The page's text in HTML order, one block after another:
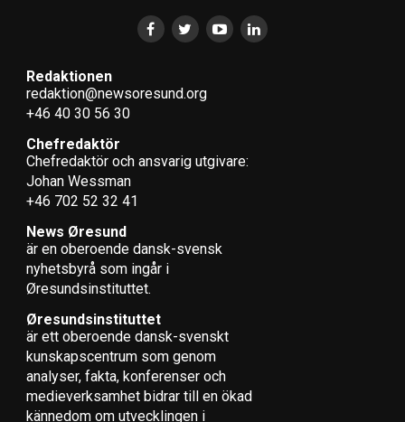
Redaktionen
redaktion@newsoresund.org
+46 40 30 56 30
Chefredaktör
Chefredaktör och ansvarig utgivare:
Johan Wessman
+46 702 52 32 41
News Øresund
är en oberoende dansk-svensk
nyhets­byrå som ingår i
Øresundsinstituttet.
Øresundsinstituttet
är ett oberoende dansk-svenskt
kunskapscentrum som genom
analyser, fakta, konferenser och
medieverksamhet bidrar till en ökad
kännedom om utvecklingen i